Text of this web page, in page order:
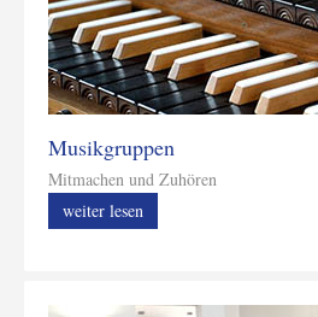
Musikgruppen
Mitmachen und Zuhören
weiter lesen